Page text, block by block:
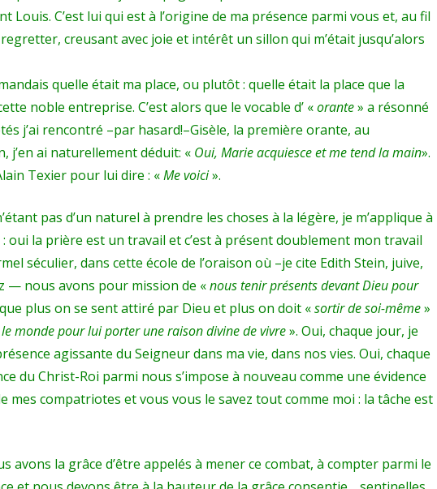
FONTEVRISTES
DU
AOûT
2017.
Ariane
Laballe.
mariales.
Louis. C’est lui qui est à l’origine de ma présence parmi vous et, au fil
creusant avec joie et intérêt un sillon qui m’était jusqu’alors
quelle était ma place, ou plutôt : quelle était la place que la
noble entreprise. C’est alors que le vocable d’ «orante» a résonné
j’ai rencontré –par hasard!–Gisèle, la première orante, au
j’en ai naturellement déduit: « Oui, Marie acquiesce et me tend la main».
Texier pour lui dire : «Me voici».
pas d’un naturel à prendre les choses à la légère, je m’applique à
oui la prière est un travail et c’est à présent doublement mon travail
séculier, dans cette école de l’oraison où –je cite Edith Stein, juive,
— nous avons pour mission de «nous tenir présents devant Dieu pour
plus on se sent attiré par Dieu et plus on doit «sortir de soi-même»
monde pour lui porter une raison divine de vivre». Oui, chaque jour, je
agissante du Seigneur dans ma vie, dans nos vies. Oui, chaque
du Christ-Roi parmi nous s’impose à nouveau comme une évidence
mes compatriotes et vous vous le savez tout comme moi : la tâche est
avons la grâce d’être appelés à mener ce combat, à compter parmi le